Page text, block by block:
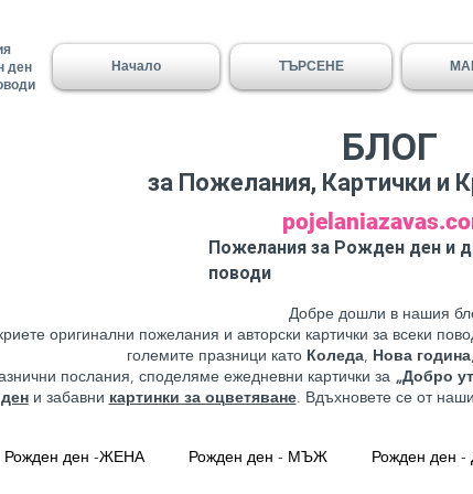
ден
Начало ТЪРСЕНЕ
за Пожелания, Картички и
БЛОГ
Пожелания за Рожден ден и
поводи
Добре дошли в нашия
оригинални пожелания и авторски картички за всеки
големите празници като Коледа, Нова година,
послания, споделяме ежедневни картички за „Добро
и забавни картинки за оцветяване. Вдъхновете се от
Рожден ден -ЖЕНА Рожден ден - МЪЖ Рожден ден